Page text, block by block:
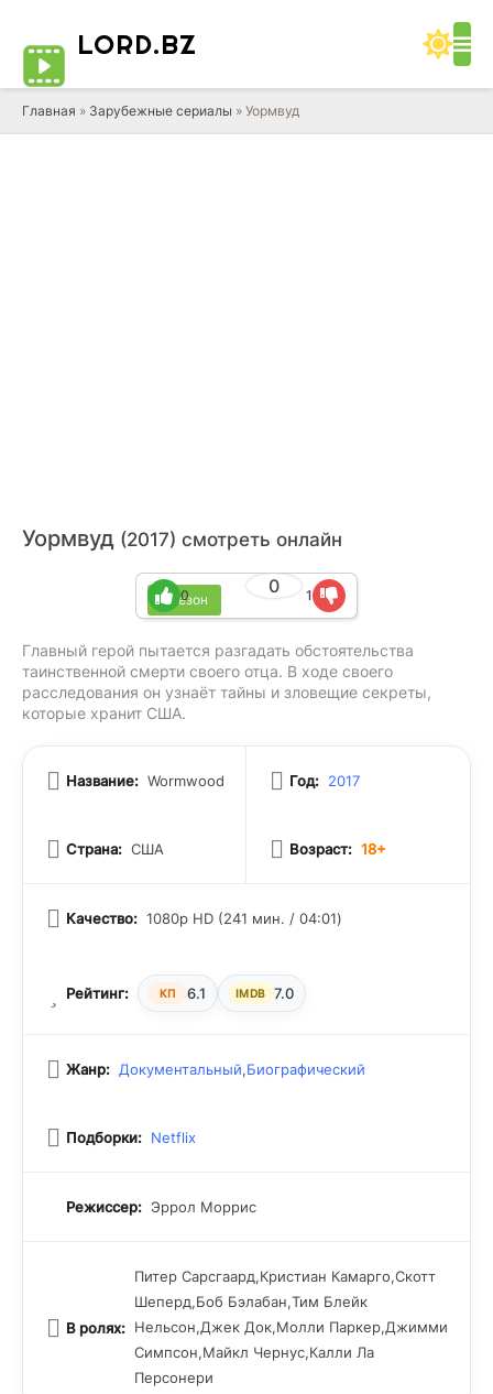
LORD.BZ
Главная » Зарубежные сериалы » Уормвуд
Уормвуд (2017) смотреть онлайн
1 сезон
0
0 1
Главный герой пытается разгадать обстоятельства
таинственной смерти своего отца. В ходе своего
расследования он узнаёт тайны и зловещие секреты,
которые хранит США.
Название: Wormwood
Страна: США
Год: 2017
Возраст: 18+
Качество: 1080p HD (241 мин. / 04:01)
Рейтинг: КП 6.1 IMDB 7.0
Жанр: Документальный,Биографический
Подборки: Netflix
Режиссер: Эррол Моррис
В ролях:
Питер Сарсгаард,Кристиан Камарго,Скотт
Шеперд,Боб Бэлабан,Тим Блейк
Нельсон,Джек Док,Молли Паркер,Джимми
Симпсон,Майкл Чернус,Калли Ла
Персонери